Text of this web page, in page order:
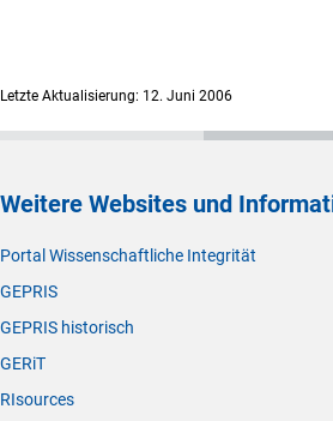
Letzte Aktualisierung: 12. Juni 2006
Weitere Websites und
Portal Wissenschaftliche Integrität
GEPRIS
GEPRIS historisch
GERiT
RIsources